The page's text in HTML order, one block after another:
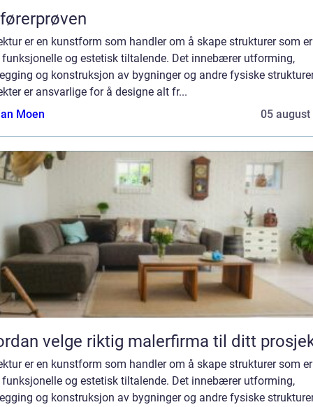
er en kunstform som handler om å skape strukturer som er
funksjonelle og estetisk tiltalende. Det innebærer utforming,
og konstruksjon av bygninger og andre fysiske
er ansvarlige for å designe alt fr...
Moen
05 august
velge riktig malerfirma til ditt
er en kunstform som handler om å skape strukturer som er
funksjonelle og estetisk tiltalende. Det innebærer utforming,
og konstruksjon av bygninger og andre fysiske